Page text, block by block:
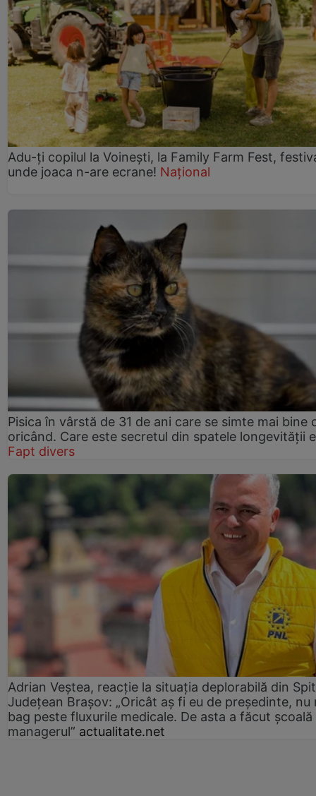
Adu-ți copilul la Voinești, la Family Farm Fest,
unde joaca n-are ecrane! Național
Pisica în vârstă de 31 de ani care se simte mai bine
oricând. Care este secretul din spatele longevității
Fapt divers
Adrian Veștea, reacție la situația deplorabilă din
Județean Brașov: „Oricât aș fi eu de președinte, nu
bag peste fluxurile medicale. De asta a făcut școală
managerul” actualitate.net